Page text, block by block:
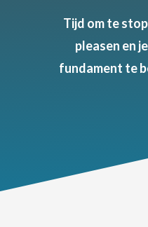
Tijd om te
pleasen en
fundament te